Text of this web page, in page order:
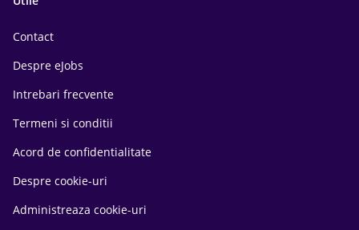
Contact
Despre eJobs
Intrebari frecvente
Termeni si conditii
Acord de confidentialitate
Despre cookie-uri
Administreaza cookie-uri